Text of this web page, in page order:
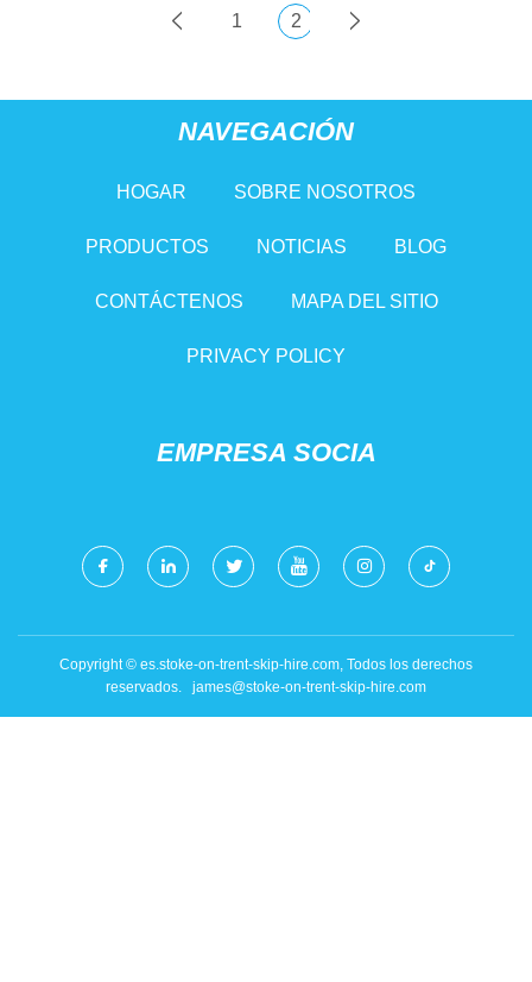
1 2
NAVEGACIÓN
HOGAR SOBRE NOSOTROS
PRODUCTOS NOTICIAS BLOG
CONTÁCTENOS MAPA DEL SITIO
PRIVACY POLICY
EMPRESA SOCIA
Copyright © es.stoke-on-trent-skip-hire.com, Todos los derechos
reservados. james@stoke-on-trent-skip-hire.com